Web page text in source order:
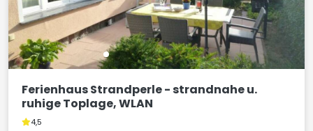
Ferienhaus Strandperle - strandnahe u.
ruhige Toplage, WLAN
4,5